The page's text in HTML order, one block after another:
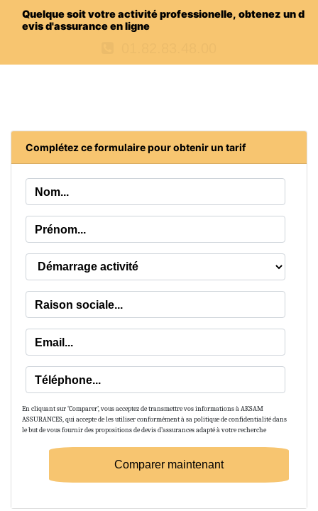
Quelquesoitvotreactivitéprofessionelle, obtenez und
evisd'assuranceenligne
Complétez ce formulaire pour obtenir un tarif
En cliquant sur ‘Comparer’, vous acceptez de transmettre vos informations à AKSAM
ASSURANCES, qui accepte de les utiliser conformément à sa politique de confidentialité dans
le but de vous fournir des propositions de devis d’assurances adapté à votre recherche